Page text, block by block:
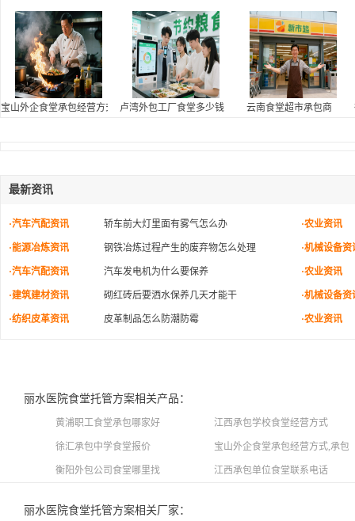
宝山外企食堂承包经营方式,承包员工食堂经营方式
卢湾外包工厂食堂多少钱 云南食堂超市承包商
最新资讯
·汽车汽配资讯 轿车前大灯里面有雾气怎么办 ·农业资讯
·能源冶炼资讯 钢铁冶炼过程产生的废弃物怎么处理 ·机械设备资
·汽车汽配资讯 汽车发电机为什么要保养 ·农业资讯
·建筑建材资讯 砌红砖后要洒水保养几天才能干 ·机械设备资
·纺织皮革资讯 皮革制品怎么防潮防霉 ·农业资讯
丽水医院食堂托管方案相关产品：
黄浦职工食堂承包哪家好 江西承包学校食堂经营方式
徐汇承包中学食堂报价 宝山外企食堂承包经营方式,承包
衡阳外包公司食堂哪里找 江西承包单位食堂联系电话
丽水医院食堂托管方案相关厂家：